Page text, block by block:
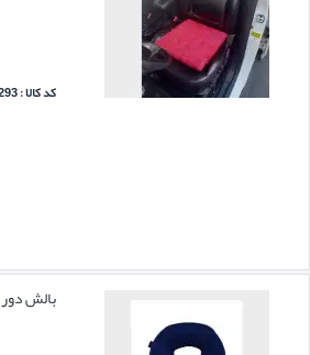
کد کالا : 10293
بالش